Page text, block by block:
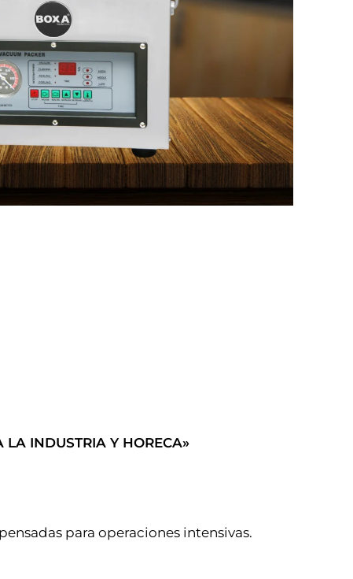
LA INDUSTRIA Y HORECA»
para operaciones intensivas.